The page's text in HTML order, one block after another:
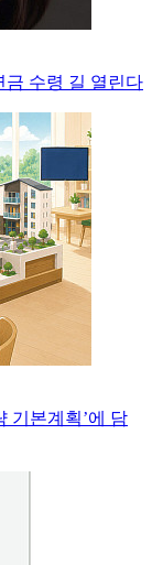
금 수령 길 열린다
기본계획’에 담